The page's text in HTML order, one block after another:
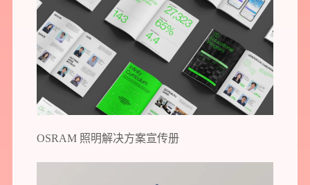
OSRAM 照明解决方案宣传册